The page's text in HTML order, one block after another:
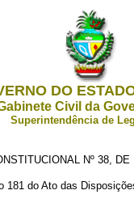
DO
Civil da
Superintendência de
Nº 38,
181 do Ato das